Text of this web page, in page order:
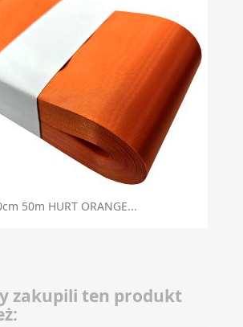
50m HURT ORANGE...
zakupili ten produkt